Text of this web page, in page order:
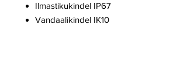
Ilmastikukindel IP67
Vandaalikindel IK10